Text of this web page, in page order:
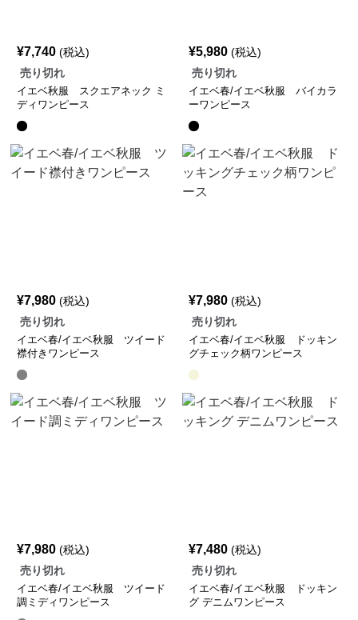
¥7,740 (税込)
売り切れ
イエベ秋服 スクエアネック ミ
ディワンピース
¥5,980 (税込)
売り切れ
イエベ春/イエベ秋服 バイカラ
ーワンピース
¥7,980 (税込)
売り切れ
イエベ春/イエベ秋服 ツイード
襟付きワンピース
¥7,980 (税込)
売り切れ
イエベ春/イエベ秋服 ドッキン
グチェック柄ワンピース
¥7,980 (税込)
売り切れ
イエベ春/イエベ秋服 ツイード
調ミディワンピース
¥7,480 (税込)
売り切れ
イエベ春/イエベ秋服 ドッキン
グ デニムワンピース